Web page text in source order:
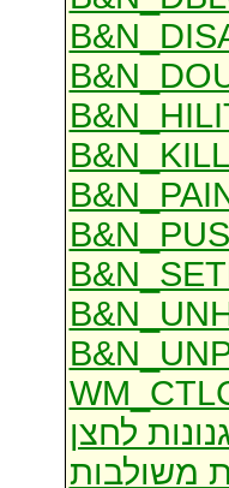
לחצן
משולבות